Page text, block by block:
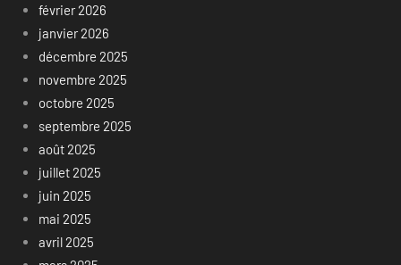
février 2026
janvier 2026
décembre 2025
novembre 2025
octobre 2025
septembre 2025
août 2025
juillet 2025
juin 2025
mai 2025
avril 2025